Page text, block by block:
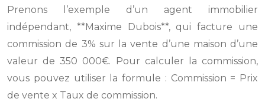
Prenons l’exemple d’un agent immobilier
indépendant, **Maxime Dubois**, qui facture une
commission de 3% sur la vente d’une maison d’une
valeur de 350 000€. Pour calculer la commission,
vous pouvez utiliser la formule : Commission = Prix
de vente x Taux de commission.